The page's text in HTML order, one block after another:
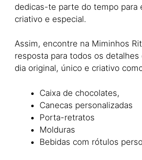
dedicas-te parte do tempo para
criativo e especial.
Assim, encontre na Miminhos
resposta para todos os detalhes
dia original, único e criativo
Caixa de chocolates,
Canecas personalizadas
Porta-retratos
Molduras
Bebidas com rótulos